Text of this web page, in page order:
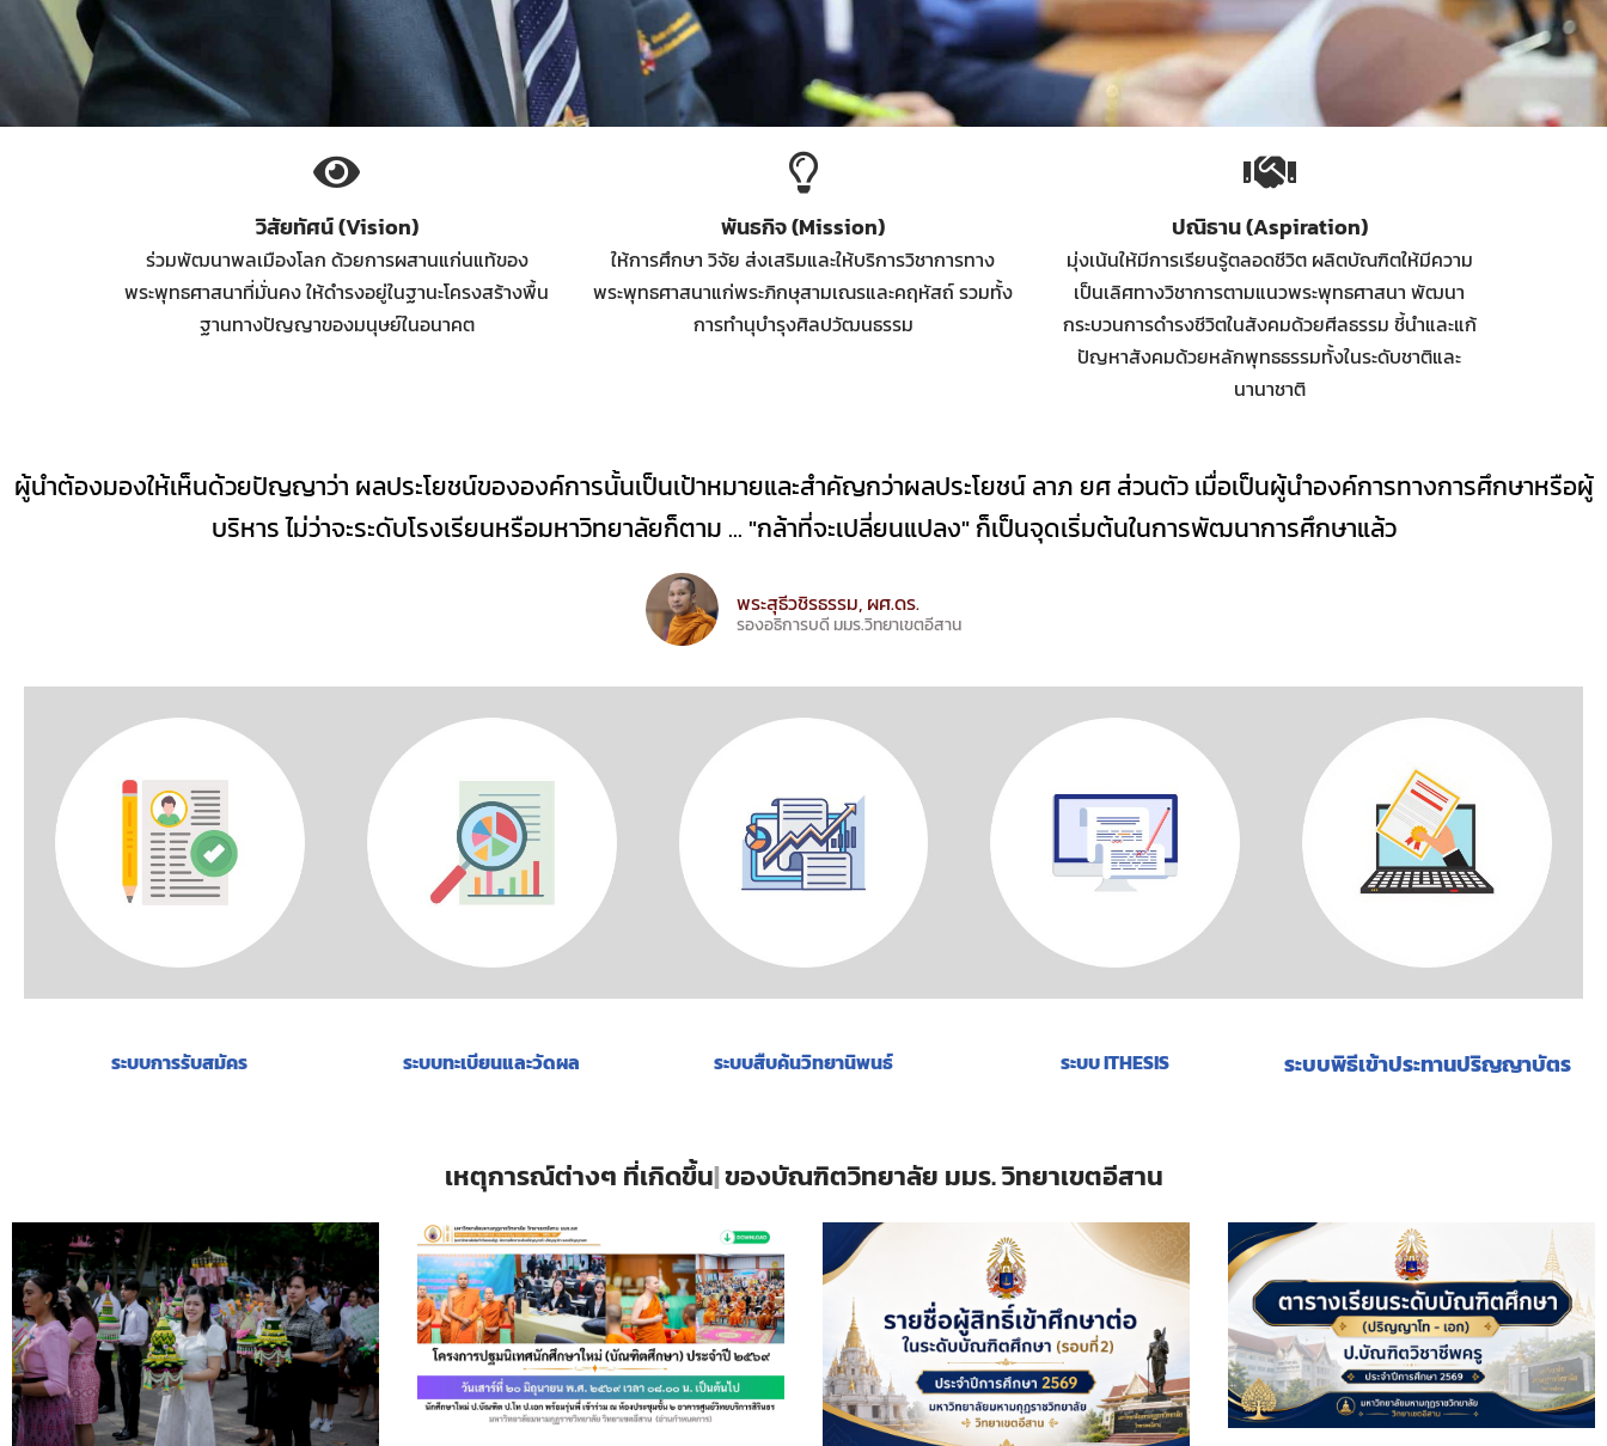
วิสัยทัศน์ (Vision)
ร่วมพัฒนาพลเมืองโลก ด้วยการผสานแก่นแท้ของ
พระพุทธศาสนาที่มั่นคง ให้ดำรงอยู่ในฐานะโครงสร้างพื้น
ฐานทางปัญญาของมนุษย์ในอนาคต
พันธกิจ (Mission)
ให้การศึกษา วิจัย ส่งเสริมและให้บริการวิชาการทาง
พระพุทธศาสนาแก่พระภิกษุสามเณรและคฤหัสถ์ รวมทั้ง
การทำนุบำรุงศิลปวัฒนธรรม
ปณิธาน (Aspiration)
มุ่งเน้นให้มีการเรียนรู้ตลอดชีวิต ผลิตบัณฑิตให้มีความ
เป็นเลิศทางวิชาการตามแนวพระพุทธศาสนา พัฒนา
กระบวนการดำรงชีวิตในสังคมด้วยศีลธรรม ชี้นำและแก้
ปัญหาสังคมด้วยหลักพุทธธรรมทั้งในระดับชาติและ
นานาชาติ
ผู้นำต้องมองให้เห็นด้วยปัญญาว่า ผลประโยชน์ขององค์การนั้นเป็นเป้าหมายและสำคัญกว่าผลประโยชน์ ลาภ ยศ ส่วนตัว เมื่อเป็นผู้นำองค์การทางการศึกษาหรือผู้
บริหาร ไม่ว่าจะระดับโรงเรียนหรือมหาวิทยาลัยก็ตาม ... "กล้าที่จะเปลี่ยนแปลง" ก็เป็นจุดเริ่มต้นในการพัฒนาการศึกษาแล้ว
พระสุธีวชิรธรรม, ผศ.ดร.
รองอธิการบดี มมร.วิทยาเขตอีสาน
ระบบการรับสมัคร ระบบทะเบียนและวัดผล ระบบสืบค้นวิทยานิพนธ์ ระบบ ITHESIS ระบบพิธีเข้าประทานปริญญาบัตร
ความภาคภูมิใจ ของบัณฑิตวิทยาลัย มมร. วิทยาเขตอีสาน